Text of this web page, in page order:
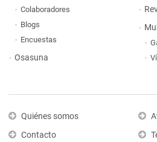
Colaboradores
Blogs
Encuestas
Osasuna
Quiénes somos
Contacto